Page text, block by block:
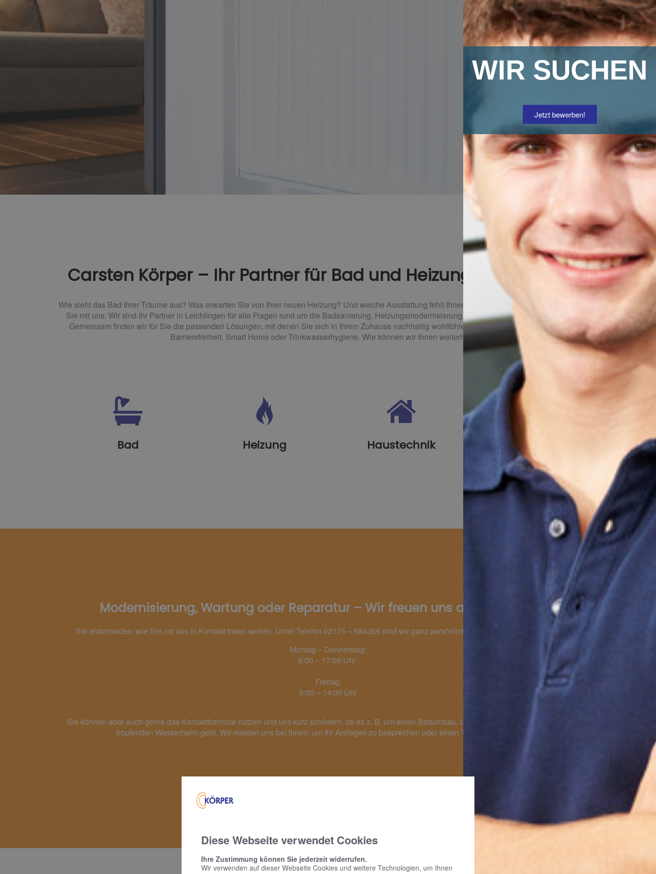
INDIVIDUELLE
HEIZSYSTEME
Carsten Körper – Ihr Partner für Bad und Heizung in Leichlingen
Wie sieht das Bad Ihrer Träume aus? Was erwarten Sie von Ihrer neuen Heizung? Und welche Ausstattung fehlt Ihnen noch zu Ihrem Wohnglück? Sprechen
Sie mit uns. Wir sind Ihr Partner in Leichlingen für alle Fragen rund um die Badsanierung, Heizungsmodernisierung, Haustechnik und Wohnraumlüftung.
Gemeinsam finden wir für Sie die passenden Lösungen, mit denen Sie sich in Ihrem Zuhause nachhaltig wohlfühlen. Dazu gehören auch Themen wie
Barrierefreiheit, Smart Home oder Trinkwasserhygiene. Wie können wir Ihnen weiterhelfen?
Bad Heizung Haustechnik Lüftung
Modernisierung, Wartung oder Reparatur – Wir freuen uns auf Ihre Anfrage.
Sie entscheiden, wie Sie mit uns in Kontakt treten wollen. Unter Telefon 02175 – 884266 sind wir ganz persönlich für Ihre Wünsche und Fragen da.
Montag – Donnerstag:
8:00 – 17:00 Uhr
Freitag:
8:00 – 14:00 Uhr
Sie können aber auch gerne das Kontaktformular nutzen und uns kurz schildern, ob es z. B. um einen Badumbau, die Wartung Ihrer Heizung oder einen
tropfenden Wasserhahn geht. Wir melden uns bei Ihnen, um Ihr Anliegen zu besprechen oder einen Termin zu vereinbaren.
Diese Webseite verwendet Cookies
Ihre Zustimmung können Sie jederzeit widerrufen.
Wir verwenden auf dieser Webseite Cookies und weitere Technologien, um Ihnen
WIR SUCHEN
Jetzt bewerben!